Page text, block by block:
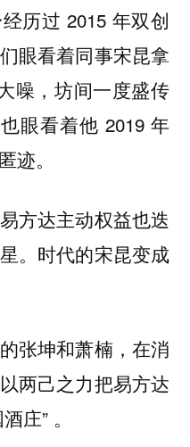
历过 2015 年双创
眼看着同事宋昆拿
噪，坊间一度盛传
眼看着他 2019 年
迹。
方达主动权益也迭
。时代的宋昆变成
张坤和萧楠，在消
两己之力把易方达
庄” 。